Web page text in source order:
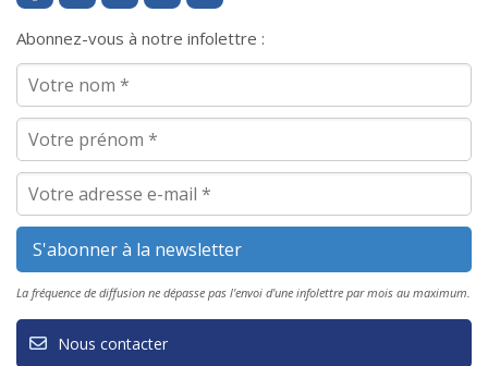
Abonnez-vous à notre infolettre :
La fréquence de diffusion ne dépasse pas l'envoi d'une infolettre par mois au maximum.
Nous contacter